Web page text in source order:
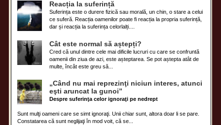
Reacția la suferință
Suferința este o durere fizică sau morală, un chin, o stare a celui
ce suferă. Reacția oamenilor poate fi reacția la propria suferință,
dar și reacția la suferința celorlalți....
Cât este normal să aștepți?
Cred că unul dintre cele mai dificile lucruri cu care se confruntă
oamenii din ziua de azi, este așteptarea. Se pot aștepta atât de
multe, încât este greu să...
„Când nu mai reprezinţi niciun interes, atunci
eşti aruncat la gunoi”
Despre suferinţa celor ignoraţi pe nedrept
Sunt mulţi oameni care se simt ignoraţi. Unii chiar sunt, altora doar li se pare.
Constatarea că sunt neglijaţi în mod voit, că se...